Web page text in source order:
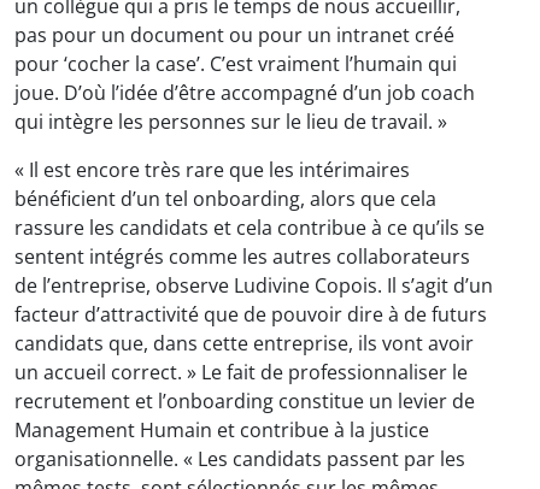
un collègue qui a pris le temps de nous accueillir,
pas pour un document ou pour un intranet créé
pour ‘cocher la case’. C’est vraiment l’humain qui
joue. D’où l’idée d’être accompagné d’un job coach
qui intègre les personnes sur le lieu de travail. »
« Il est encore très rare que les intérimaires
bénéficient d’un tel onboarding, alors que cela
rassure les candidats et cela contribue à ce qu’ils se
sentent intégrés comme les autres collaborateurs
de l’entreprise, observe Ludivine Copois. Il s’agit d’un
facteur d’attractivité que de pouvoir dire à de futurs
candidats que, dans cette entreprise, ils vont avoir
un accueil correct. » Le fait de professionnaliser le
recrutement et l’onboarding constitue un levier de
Management Humain et contribue à la justice
organisationnelle. « Les candidats passent par les